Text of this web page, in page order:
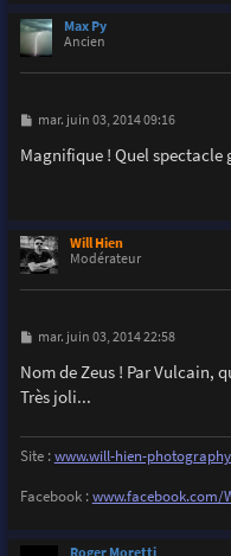
Max Py
Ancien
M
s
s
mar. juin 03, 2014 09:16
Magnifique ! Quel spectacle
Will Hien
Modérateur
M
s
s
a
mar. juin 03, 2014 22:58
Nom de Zeus ! Par Vulcain,
Très joli...
Site :www.will-hien-
Facebook :www.facebook.com/
Roger Moretti